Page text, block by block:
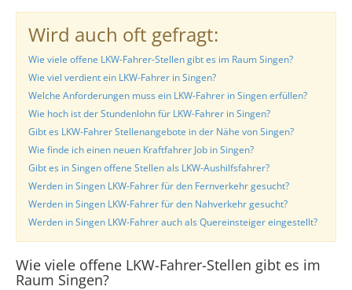
Wird auch oft gefragt:
Wie viele offene LKW-Fahrer-Stellen gibt es im Raum Singen?
Wie viel verdient ein LKW-Fahrer in Singen?
Welche Anforderungen muss ein LKW-Fahrer in Singen erfüllen?
Wie hoch ist der Stundenlohn für LKW-Fahrer in Singen?
Gibt es LKW-Fahrer Stellenangebote in der Nähe von Singen?
Wie finde ich einen neuen Kraftfahrer Job in Singen?
Gibt es in Singen offene Stellen als LKW-Aushilfsfahrer?
Werden in Singen LKW-Fahrer für den Fernverkehr gesucht?
Werden in Singen LKW-Fahrer für den Nahverkehr gesucht?
Werden in Singen LKW-Fahrer auch als Quereinsteiger eingestellt?
Wie viele offene LKW-Fahrer-Stellen gibt es im
Raum Singen?